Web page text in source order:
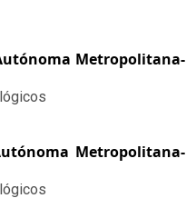
Metropolitana-
Metropolitana-